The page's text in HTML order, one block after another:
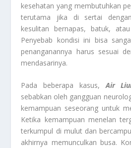
kesehatan yang membutuhkan
terutama jika di sertai
kesulitan bernapas, batuk,
Penyebab kondisi ini bisa
penanganannya harus sesuai
mendasarinya.
Pada beberapa kasus,Air
sebabkan oleh gangguan
kemampuan seseorang untuk
Ketika kemampuan menelan
terkumpul di mulut dan
akhirnya memunculkan busa.